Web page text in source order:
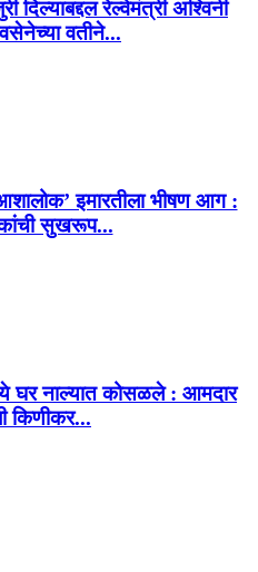
रेल्वेमंत्री अश्विनी
वतीने...
इमारतीला भीषण आग :
सुखरूप...
घर नाल्यात कोसळले : आमदार
किणीकर...